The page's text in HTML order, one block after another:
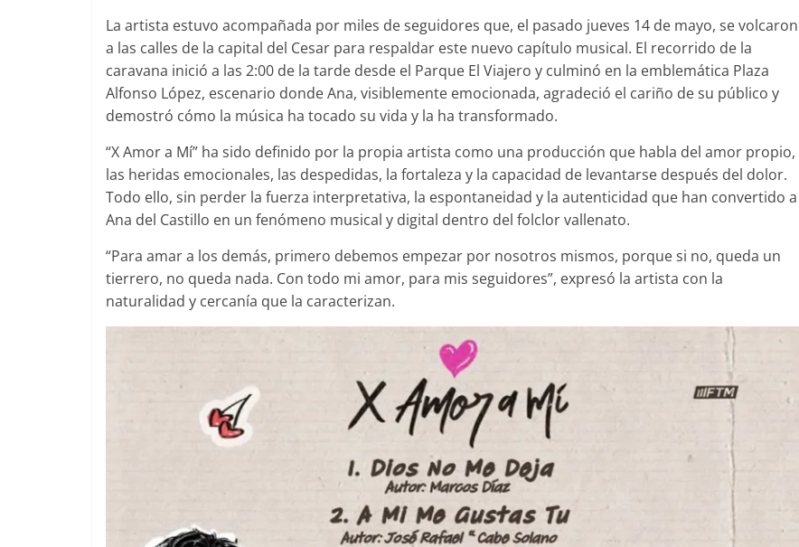
La artista estuvo acompañada por miles de seguidores que, el pasado jueves 14 de mayo, se volcaron
a las calles de la capital del Cesar para respaldar este nuevo capítulo musical. El recorrido de la
caravana inició a las 2:00 de la tarde desde el Parque El Viajero y culminó en la emblemática Plaza
Alfonso López, escenario donde Ana, visiblemente emocionada, agradeció el cariño de su público y
demostró cómo la música ha tocado su vida y la ha transformado.
“X Amor a Mí” ha sido definido por la propia artista como una producción que habla del amor propio,
las heridas emocionales, las despedidas, la fortaleza y la capacidad de levantarse después del dolor.
Todo ello, sin perder la fuerza interpretativa, la espontaneidad y la autenticidad que han convertido a
Ana del Castillo en un fenómeno musical y digital dentro del folclor vallenato.
“Para amar a los demás, primero debemos empezar por nosotros mismos, porque si no, queda un
tierrero, no queda nada. Con todo mi amor, para mis seguidores”, expresó la artista con la
naturalidad y cercanía que la caracterizan.